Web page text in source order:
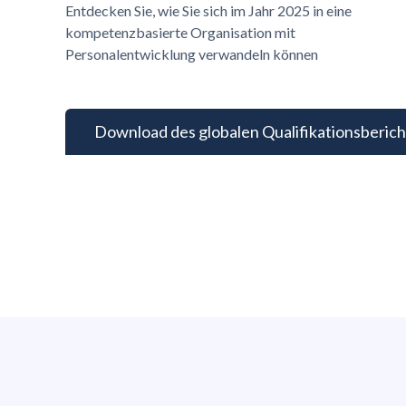
Entdecken Sie, wie Sie sich im Jahr 2025 in eine
kompetenzbasierte Organisation mit
Personalentwicklung verwandeln können
Download des globalen